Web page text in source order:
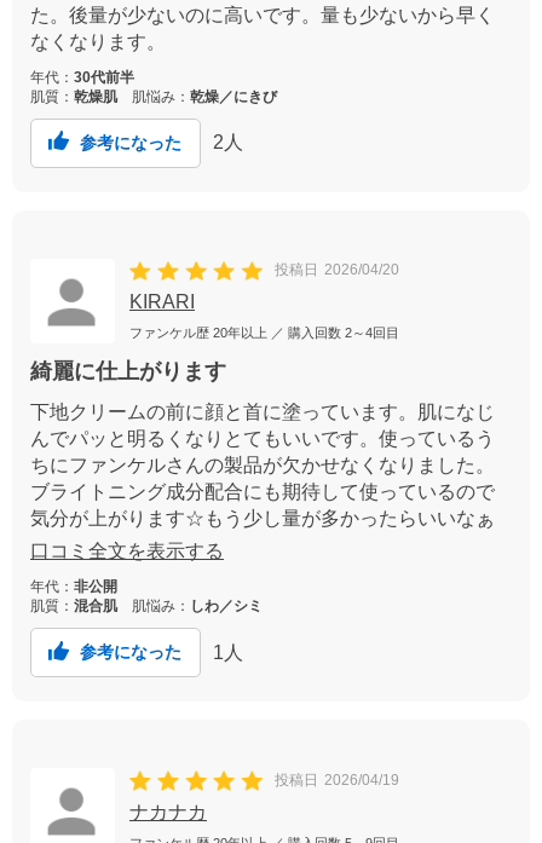
た。後量が少ないのに高いです。量も少ないから早く
なくなります。
年代： 30代前半
肌質： 乾燥肌 肌悩み： 乾燥／にきび
参考になった 2 人
投稿日 2026/04/20
KIRARI
ファンケル歴 20年以上 ／ 購入回数 2～4回目
綺麗に仕上がります
下地クリームの前に顔と首に塗っています。肌になじ
んでパッと明るくなりとてもいいです。使っているう
ちにファンケルさんの製品が欠かせなくなりました。
ブライトニング成分配合にも期待して使っているので
気分が上がります☆もう少し量が多かったらいいなぁ
と思っています。
口コミ全文を表示する
年代： 非公開
肌質： 混合肌 肌悩み： しわ／シミ
参考になった 1 人
投稿日 2026/04/19
ナカナカ